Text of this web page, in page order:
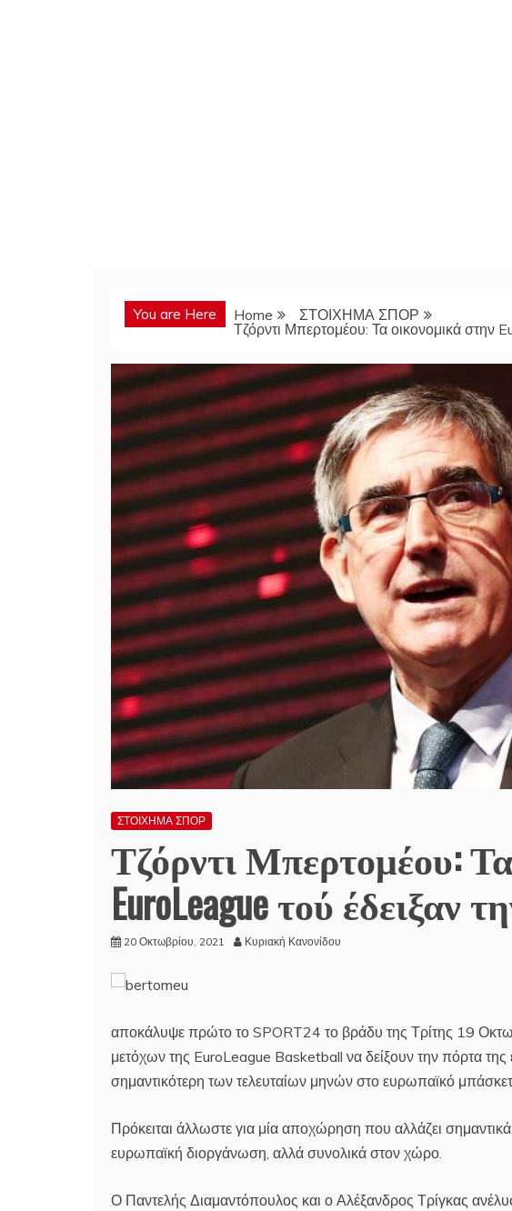
You are Here Home
ΣΤΟΙΧΗΜΑ ΣΠΟΡ
Τζόρντι Μπερτομέου: Τα οικονομικά στην
ΣΤΟΙΧΗΜΑ ΣΠΟΡ
Τζόρντι Μπερτομέου:
EuroLeague τού έδειξαν
20 Οκτωβρίου, 2021 Κυριακή Κανονίδου
αποκάλυψε πρώτο το SPORT24 το βράδυ της Τρίτης 19
μετόχων της EuroLeague Basketball να δείξουν την πόρτα της
σημαντικότερη των τελευταίων μηνών στο ευρωπαϊκό
Πρόκειται άλλωστε για μία αποχώρηση που αλλάζει
ευρωπαϊκή διοργάνωση, αλλά συνολικά στον χώρο.
Ο Παντελής Διαμαντόπουλος και ο Αλέξανδρος Τρίγκας